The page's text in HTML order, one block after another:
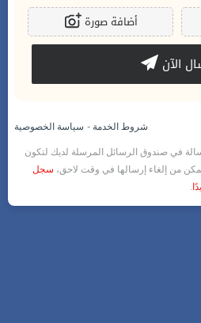
أضافة صورة
الآن
شروط الخدمة - سياسة الخصوصية
في صندوق الرسائل المرسلة لديك لتكون
من إلغاء إرسالها في وقت لاحق، سجل
.